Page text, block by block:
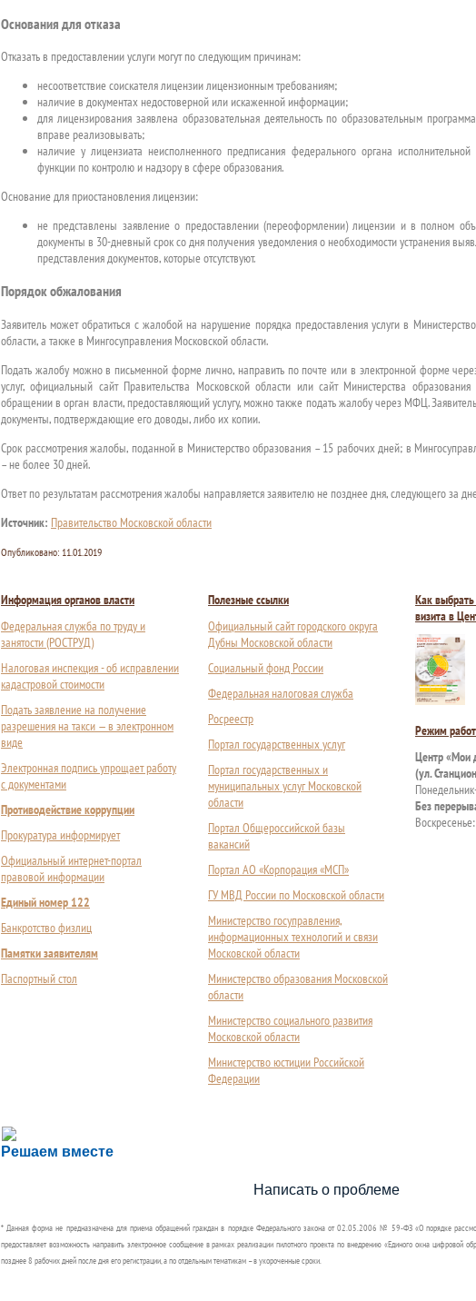
Основания для отказа
Отказать в предоставлении услуги могут по следующим причинам:
несоответствие соискателя лицензии лицензионным требованиям;
наличие в документах недостоверной или искаженной информации;
для лицензирования заявлена образовательная деятельность по образовательным
вправе реализовывать;
наличие у лицензиата неисполненного предписания федерального органа
функции по контролю и надзору в сфере образования.
Основание для приостановления лицензии:
не представлены заявление о предоставлении (переоформлении) лицензии и в полном
документы в 30-дневный срок со дня получения уведомления о необходимости устранения
представления документов, которые отсутствуют.
Порядок обжалования
Заявитель может обратиться с жалобой на нарушение порядка предоставления услуги в
области, а также в Мингосуправления Московской области.
Подать жалобу можно в письменной форме лично, направить по почте или в электронной форме
услуг, официальный сайт Правительства Московской области или сайт Министерства
обращении в орган власти, предоставляющий услугу, можно также подать жалобу через МФЦ.
документы, подтверждающие его доводы, либо их копии.
Срок рассмотрения жалобы, поданной в Министерство образования – 15 рабочих дней; в
– не более 30 дней.
Ответ по результатам рассмотрения жалобы направляется заявителю не позднее дня, следующего за
Источник: Правительство Московской области
Опубликовано: 11.01.2019
Информация органов власти
Федеральная служба по труду и
занятости (РОСТРУД)
Налоговая инспекция - об исправлении
кадастровой стоимости
Подать заявление на получение
разрешения на такси — в электронном
виде
Электронная подпись упрощает работу
с документами
Противодействие коррупции
Прокуратура информирует
Официальный интернет-портал
правовой информации
Единый номер 122
Банкротство физлиц
Памятки заявителям
Паспортный стол
Полезные ссылки
Официальный сайт городского округа
Дубны Московской области
Социальный фонд России
Федеральная налоговая служба
Росреестр
Портал государственных услуг
Портал государственных и
муниципальных услуг Московской
области
Портал Общероссийской базы
вакансий
Портал АО «Корпорация «МСП»
ГУ МВД России по Московской области
Министерство госуправления,
информационных технологий и связи
Московской области
Министерство образования Московской
области
Министерство социального развития
Московской области
Министерство юстиции Российской
Федерации
Как
визита в
Режим
Центр «Мои
(ул.
Без
Решаем вместе
Сложности с получением социальной выплаты или пособия?
Сообщите об этом
Написать о проблеме
* Данная форма не предназначена для приема обращений граждан в порядке Федерального закона от 02.05.2006 № 59-ФЗ «О порядке
предоставляет возможность направить электронное сообщение в рамках реализации пилотного проекта по внедрению «Единого окна цифровой
позднее 8 рабочих дней после дня его регистрации, а по отдельным тематикам – в укороченные сроки.